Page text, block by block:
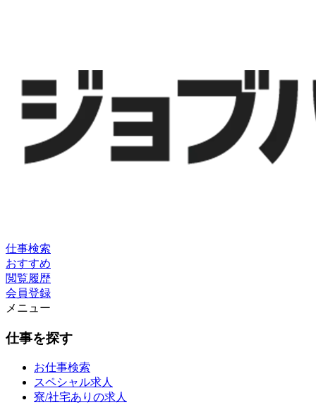
仕事検索
おすすめ
閲覧履歴
会員登録
メニュー
仕事を探す
お仕事検索
スペシャル求人
寮/社宅ありの求人